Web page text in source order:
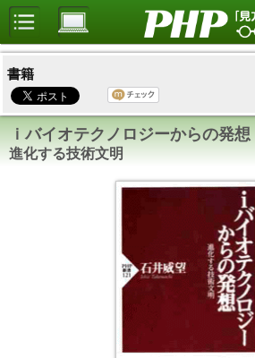
書籍
ｉバイオテクノロジーからの発想
進化する技術文明